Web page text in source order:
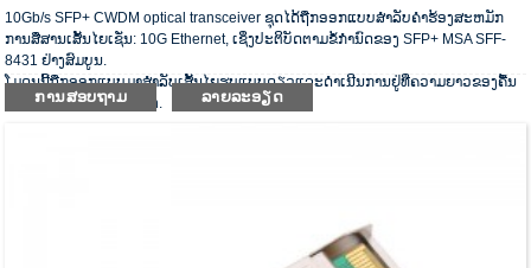
10Gb/s SFP+ CWDM optical transceiver ຊຸດໄດ້ຖືກອອກແບບສໍາລັບຄໍາຮ້ອງສະຫມັກ
ການສື່ສານເສັ້ນໄຍເຊັ່ນ: 10G Ethernet, ເຊິ່ງປະຕິບັດຕາມຂໍ້ກໍານົດຂອງ SFP+ MSA SFF-
8431 ຢ່າງສົມບູນ.
ໂມດູນນີ້ຖືກອອກແບບມາສໍາລັບເສັ້ນໄຍຮູບແບບດຽວແລະດໍາເນີນການຢູ່ທີ່ຄວາມຍາວຂອງຄື້ນ
ຂອງ CWDM wavelength.
ການສອບຖາມ ລາຍລະອຽດ